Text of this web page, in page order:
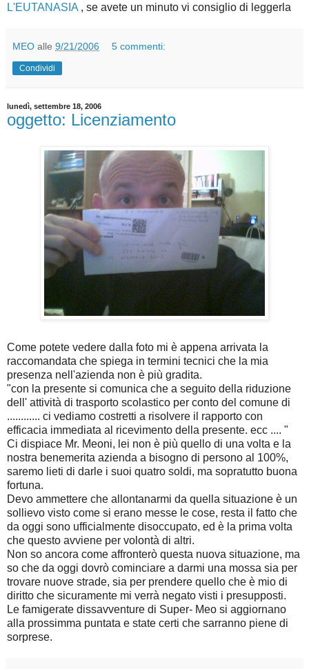
L'EUTANASIA , se avete un minuto vi consiglio di leggerla
MEO alle 9/21/2006 5 commenti:
Condividi
lunedì, settembre 18, 2006
oggetto: Licenziamento
Come potete vedere dalla foto mi è appena arrivata la
raccomandata che spiega in termini tecnici che la mia
presenza nell'azienda non è più gradita.
"con la presente si comunica che a seguito della riduzione
dell' attività di trasporto scolastico per conto del comune di
............ ci vediamo costretti a risolvere il rapporto con
efficacia immediata al ricevimento della presente. ecc .... "
Ci dispiace Mr. Meoni, lei non è più quello di una volta e la
nostra benemerita azienda a bisogno di persono al 100%,
saremo lieti di darle i suoi quatro soldi, ma sopratutto buona
fortuna.
Devo ammettere che allontanarmi da quella situazione è un
sollievo visto come si erano messe le cose, resta il fatto che
da oggi sono ufficialmente disoccupato, ed è la prima volta
che questo avviene per volontà di altri.
Non so ancora come affronterò questa nuova situazione, ma
so che da oggi dovrò cominciare a darmi una mossa sia per
trovare nuove strade, sia per prendere quello che è mio di
diritto che sicuramente mi verrà negato visti i presupposti.
Le famigerate dissavventure di Super- Meo si aggiornano
alla prossimma puntata e state certi che sarranno piene di
sorprese.